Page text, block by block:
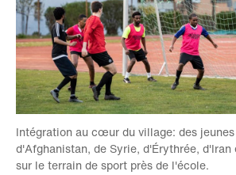
Intégration au cœur du village: des
d'Afghanistan, de Syrie, d'Érythrée,
sur le terrain de sport près de l'école.